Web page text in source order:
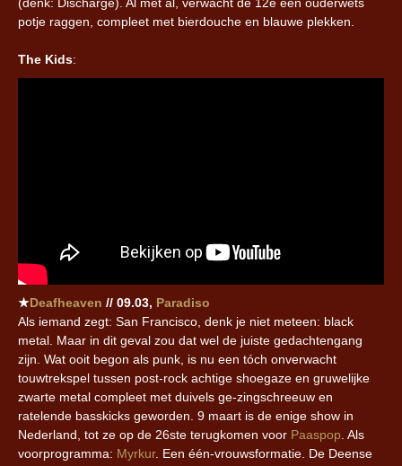
potje raggen, compleet met bierdouche en blauwe plekken.
The Kids:
★Deafheaven // 09.03, Paradiso
Als iemand zegt: San Francisco, denk je niet meteen: black
metal. Maar in dit geval zou dat wel de juiste gedachtengang
zijn. Wat ooit begon als punk, is nu een tóch onverwacht
touwtrekspel tussen post-rock achtige shoegaze en gruwelijke
zwarte metal compleet met duivels ge-zingschreeuw en
ratelende basskicks geworden. 9 maart is de enige show in
Nederland, tot ze op de 26ste terugkomen voor Paaspop . Als
voorprogramma: Myrkur. Een één-vrouwsformatie. De Deense